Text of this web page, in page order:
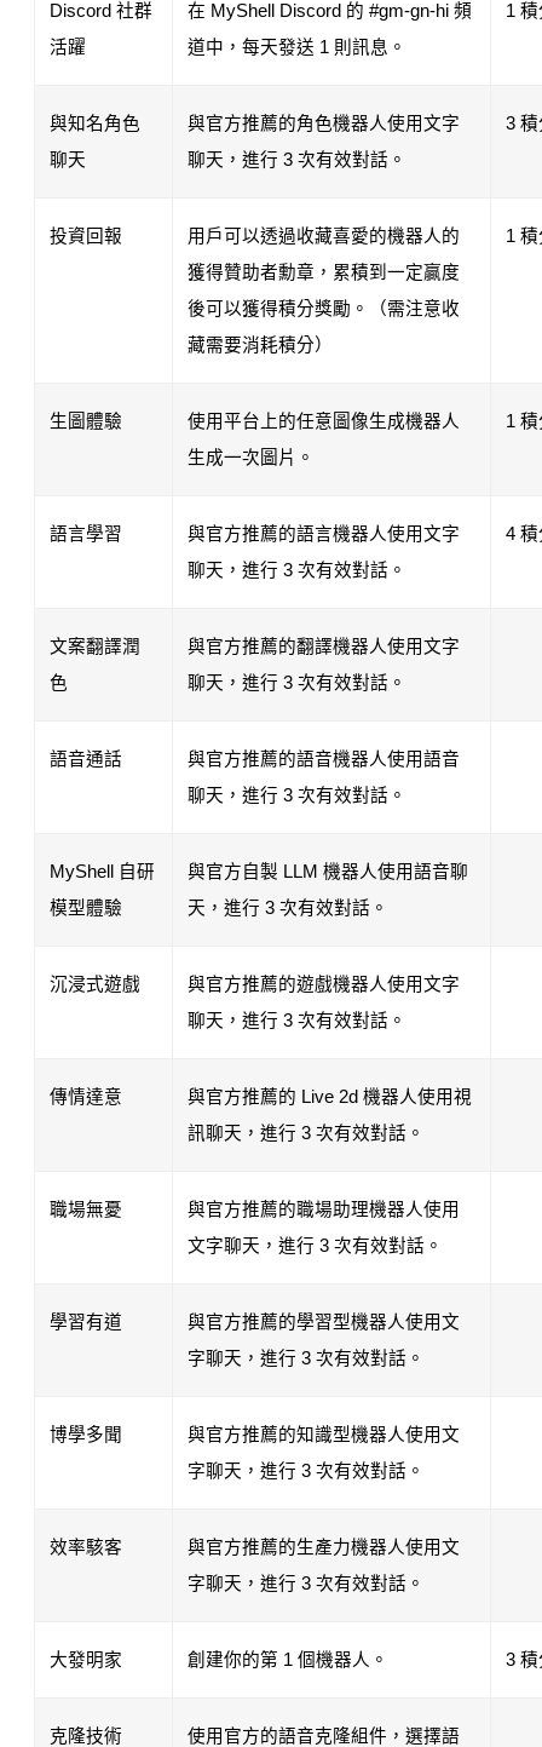
Discord 社群
活躍
在 MyShell Discord 的 #gm-gn-hi 頻
道中，每天發送 1 則訊息。
1
與知名角色
聊天
與官方推薦的角色機器人使用文字
聊天，進行 3 次有效對話。
3 積
投資回報
用戶可以透過收藏喜愛的機器人的
獲得贊助者勳章，累積到一定贏度
後可以獲得積分獎勵。（需注意收
藏需要消耗積分）
1
生圖體驗
使用平台上的任意圖像生成機器人
生成一次圖片。
1
語言學習
與官方推薦的語言機器人使用文字
聊天，進行 3 次有效對話。
4 積
文案翻譯潤
色
與官方推薦的翻譯機器人使用文字
聊天，進行 3 次有效對話。
語音通話
與官方推薦的語音機器人使用語音
聊天，進行 3 次有效對話。
MyShell 自研
模型體驗
與官方自製 LLM 機器人使用語音聊
天，進行 3 次有效對話。
沉浸式遊戲
與官方推薦的遊戲機器人使用文字
聊天，進行 3 次有效對話。
傳情達意
與官方推薦的 Live 2d 機器人使用視
訊聊天，進行 3 次有效對話。
職場無憂
與官方推薦的職場助理機器人使用
文字聊天，進行 3 次有效對話。
學習有道
與官方推薦的學習型機器人使用文
字聊天，進行 3 次有效對話。
博學多聞
與官方推薦的知識型機器人使用文
字聊天，進行 3 次有效對話。
效率駭客
與官方推薦的生產力機器人使用文
字聊天，進行 3 次有效對話。
大發明家 創建你的第 1 個機器人。 3 積
克隆技術 使用官方的語音克隆組件，選擇語